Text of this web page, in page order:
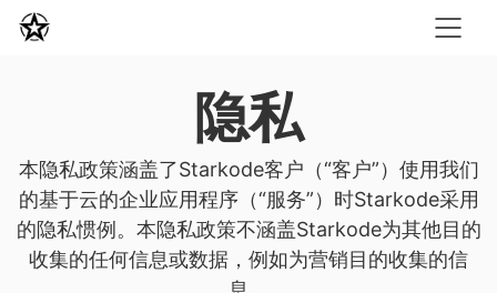
隐私
本隐私政策涵盖了Starkode客户（“客户”）使用我们
的基于云的企业应用程序（“服务”）时Starkode采用
的隐私惯例。本隐私政策不涵盖Starkode为其他目的
收集的任何信息或数据，例如为营销目的收集的信